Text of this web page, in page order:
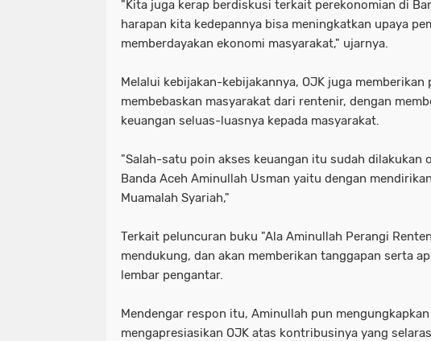
"Kita juga kerap berdiskusi terkait perekonomian di
harapan kita kedepannya bisa meningkatkan upaya
memberdayakan ekonomi masyarakat," ujarnya.
Melalui kebijakan-kebijakannya, OJK juga
membebaskan masyarakat dari rentenir, dengan
keuangan seluas-luasnya kepada masyarakat.
"Salah-satu poin akses keuangan itu sudah dilakukan
Banda Aceh Aminullah Usman yaitu dengan
Muamalah Syariah,"
Terkait peluncuran buku "Ala Aminullah Perangi
mendukung, dan akan memberikan tanggapan serta
lembar pengantar.
Mendengar respon itu, Aminullah pun
mengapresiasikan OJK atas kontribusinya yang